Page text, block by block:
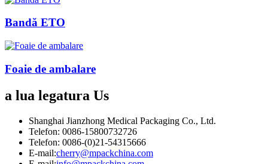
Bandă ETO
Foaie de ambalare
a lua legatura Us
Shanghai Jianzhong Medical Packaging Co., Ltd.
Telefon: 0086-15800732726
Telefon: 0086-(0)21-54315666
E-mail:cherry@mpackchina.com